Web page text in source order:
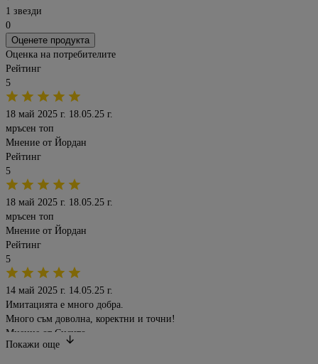
1 звезди
0
Оценете продукта
Оценка на потребителите
Рейтинг
5
18 май 2025 г. 18.05.25 г.
мръсен топ
Мнение от Йордан
Рейтинг
5
18 май 2025 г. 18.05.25 г.
мръсен топ
Мнение от Йордан
Рейтинг
5
14 май 2025 г. 14.05.25 г.
Имитацията е много добра.
Много съм доволна, коректни и точни!
Мнение от Сисито
Рейтинг
Покажи oще